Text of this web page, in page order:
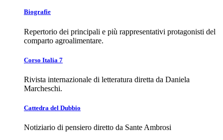
Biografie
Repertorio dei principali e più rappresentativi protagonisti del
comparto agroalimentare.
Corso Italia 7
Rivista internazionale di letteratura diretta da Daniela
Marcheschi.
Cattedra del Dubbio
Notiziario di pensiero diretto da Sante Ambrosi